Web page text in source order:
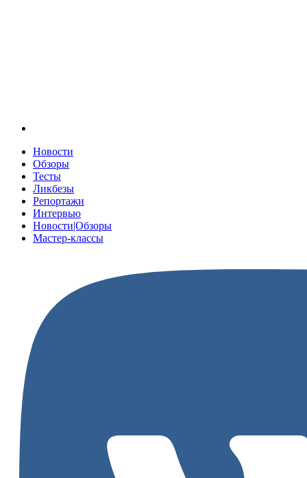
Новости
Обзоры
Тесты
Ликбезы
Репортажи
Интервью
Новости|Обзоры
Мастер-классы